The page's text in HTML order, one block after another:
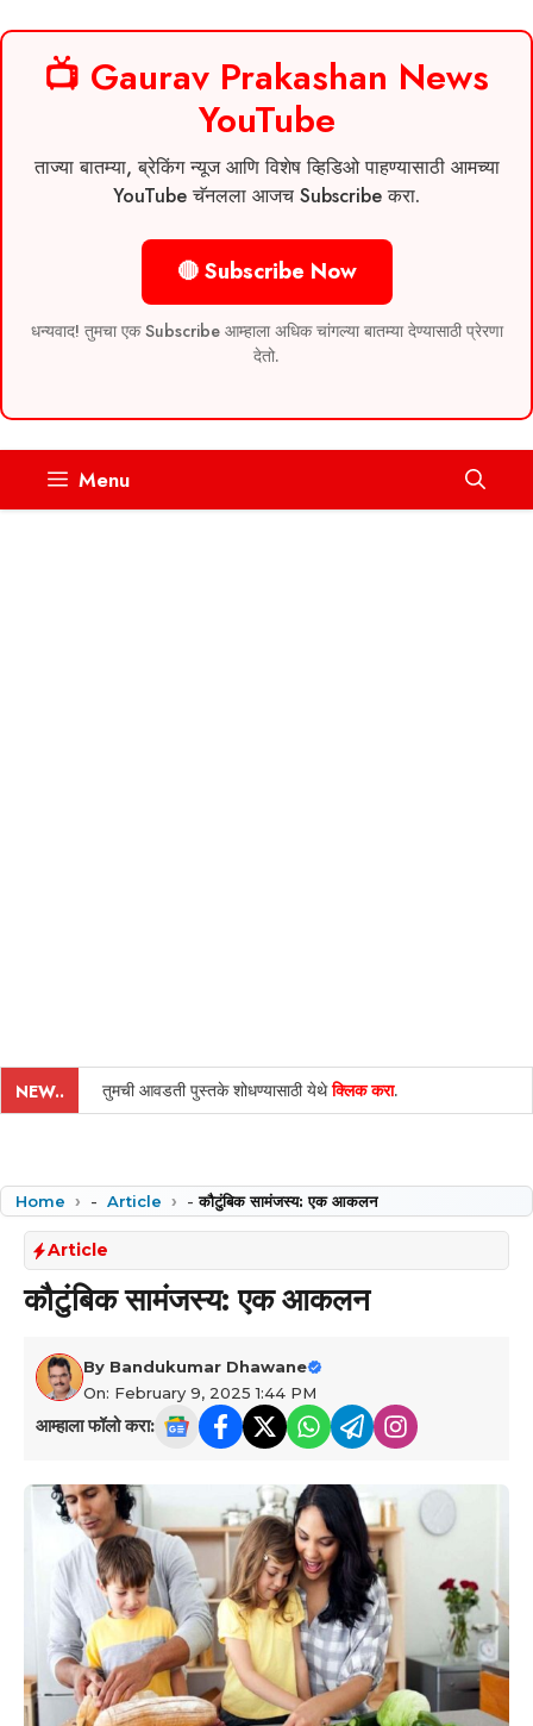
📺 Gaurav Prakashan News
YouTube
ताज्या बातम्या, ब्रेकिंग न्यूज आणि विशेष व्हिडिओ पाहण्यासाठी आमच्या
YouTube चॅनलला आजच Subscribe करा.
🔴 Subscribe Now
धन्यवाद! तुमचा एक Subscribe आम्हाला अधिक चांगल्या बातम्या देण्यासाठी प्रेरणा
देतो.
Menu
NEW.. तुमची आवडती पुस्तके शोधण्यासाठी येथेक्लिक करा.
Home - Article -कौटुंबिक सामंजस्य: एक आकलन
Article
कौटुंबिक सामंजस्य: एक आकलन
By Bandukumar Dhawane
On: February 9, 2025 1:44 PM
आम्हाला फॉलो करा: